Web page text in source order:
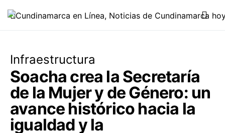
Infraestructura
Soacha crea la Secretaría
de la Mujer y de Género: un
avance histórico hacia la
igualdad y la